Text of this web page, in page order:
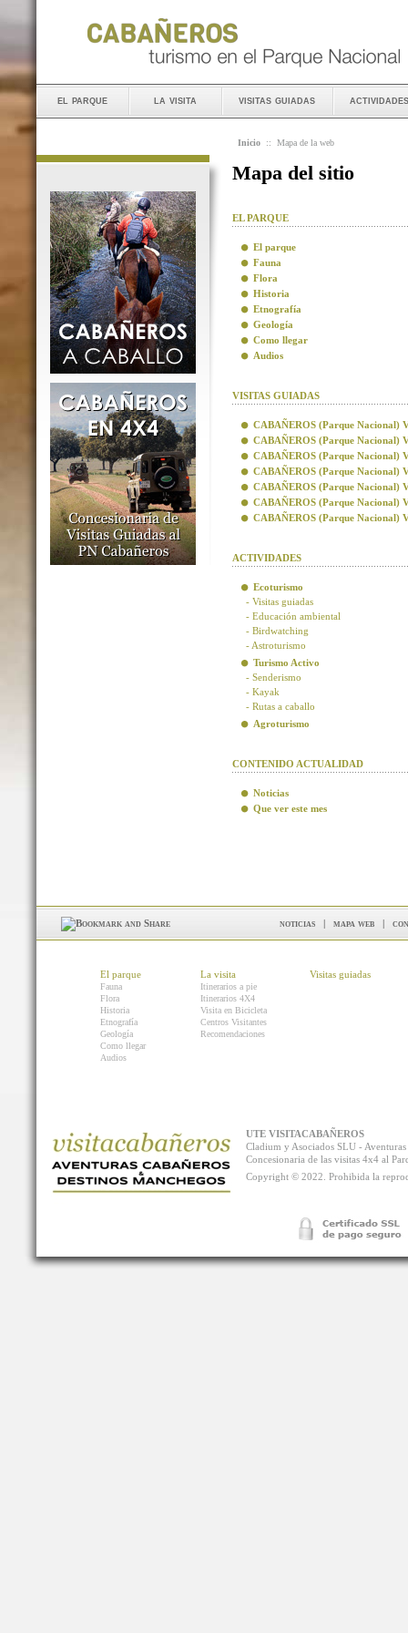
el parque la visita visitas guiadas actividades
Inicio :: Mapa de la web
Mapa del sitio
EL PARQUE
El parque
Fauna
Flora
Historia
Etnografía
Geología
Como llegar
Audios
VISITAS GUIADAS
CABAÑEROS (Parque Nacional)
CABAÑEROS (Parque Nacional)
CABAÑEROS (Parque Nacional)
CABAÑEROS (Parque Nacional)
CABAÑEROS (Parque Nacional)
CABAÑEROS (Parque Nacional)
CABAÑEROS (Parque Nacional)
ACTIVIDADES
Ecoturismo
- Visitas guiadas
- Educación ambiental
- Birdwatching
- Astroturismo
Turismo Activo
- Senderismo
- Kayak
- Rutas a caballo
Agroturismo
CONTENIDO ACTUALIDAD
Noticias
Que ver este mes
noticias | mapa web |
El parque
Fauna
Flora
Historia
Etnografía
Geología
Como llegar
Audios
La visita
Itinerarios a pie
Itinerarios 4X4
Visita en Bicicleta
Centros Visitantes
Recomendaciones
Visitas guiadas
UTE VISITACABAÑEROS
Cladium y Asociados SLU -
Concesionaria de las visitas 4x4 al
Copyright © 2022. Prohibida la